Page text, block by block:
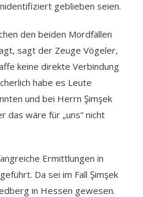
geblieben seien.
den beiden Mordfällen
sagt der Zeuge Vögeler,
keine direkte Verbindung
habe es Leute
und bei Herrn Şimşek
das wäre für „uns“ nicht
Ermittlungen in
Da sei im Fall Şimşek
in Hessen gewesen.